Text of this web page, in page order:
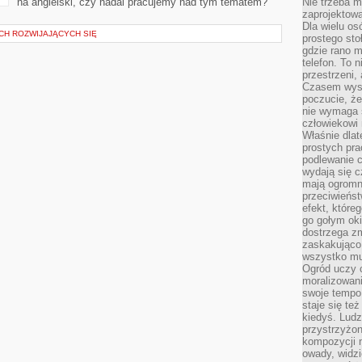
ROZWIJAJĄCYCH SIĘ
Dla wielu
prostego
gdzie rano
telefon. To
przestrzeni,
Czasem
poczucie,
nie
Właśnie
prostych
podlewanie
wydają się
mają
efekt,
go gołym
dostrzega
wszystko
Ogród uczy
swoje
staje się też
kiedyś.
kompozycji
owady,